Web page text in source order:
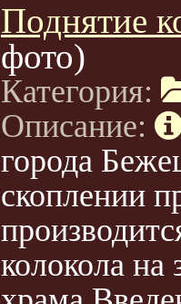
Поднятие
фото)
Категория:
Описание:
города
скоплении
колокола на